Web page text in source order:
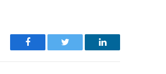
Facebook Twitter LinkedIn